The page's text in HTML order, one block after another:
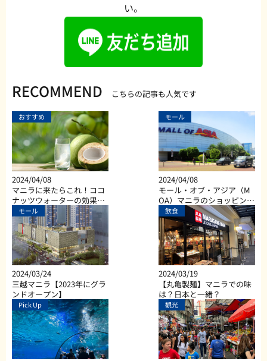
い。
RECOMMEND こちらの記事も人気です
おすすめ
2024/04/08
マニラに来たらこれ！ココ
ナッツウォーターの効果と
は？
モール
2024/04/08
モール・オブ・アジア（M
OA）マニラのショッピン
グ、ダイニング、エンター
テイメントなど総合施設
モール
2024/03/24
三越マニラ【2023年にグラ
ンドオープン】
飲食
2024/03/19
【丸亀製麺】マニラでの味
は？日本と一緒？
Pick Up 観光